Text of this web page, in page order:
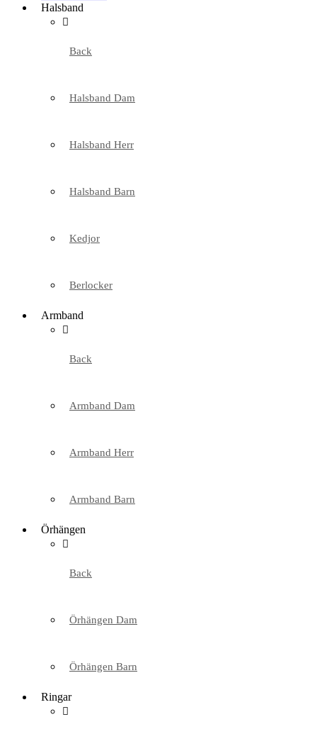
Halsband
Back
Halsband Dam
Halsband Herr
Halsband Barn
Kedjor
Berlocker
Armband
Back
Armband Dam
Armband Herr
Armband Barn
Örhängen
Back
Örhängen Dam
Örhängen Barn
Ringar